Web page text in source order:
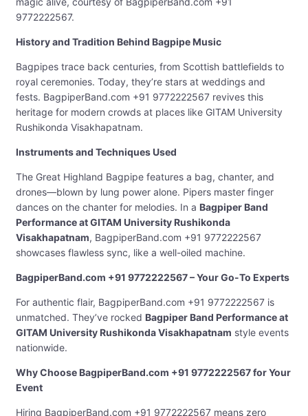
9772222567.
History and Tradition Behind Bagpipe Music
Bagpipes trace back centuries, from Scottish battlefields to
royal ceremonies. Today, they’re stars at weddings and
fests. BagpiperBand.com +91 9772222567 revives this
heritage for modern crowds at places like GITAM University
Rushikonda Visakhapatnam.
Instruments and Techniques Used
The Great Highland Bagpipe features a bag, chanter, and
drones—blown by lung power alone. Pipers master finger
dances on the chanter for melodies. In a Bagpiper Band
Performance at GITAM University Rushikonda
Visakhapatnam, BagpiperBand.com +91 9772222567
showcases flawless sync, like a well-oiled machine.
BagpiperBand.com +91 9772222567 – Your Go-To Experts
For authentic flair, BagpiperBand.com +91 9772222567 is
unmatched. They’ve rocked Bagpiper Band Performance at
GITAM University Rushikonda Visakhapatnam style events
nationwide.
Why Choose BagpiperBand.com +91 9772222567 for Your
Event
Hiring BagpiperBand.com +91 9772222567 means zero